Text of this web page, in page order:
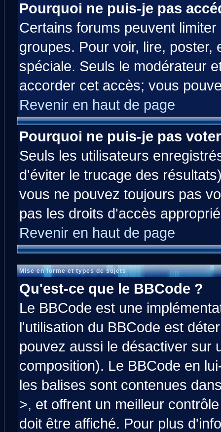
Pourquoi ne puis-je pas
Certains forums peuvent
groupes. Pour voir, lire,
spéciale. Seuls le modérateur
accorder cet accès; vous
Revenir en haut de page
Pourquoi ne puis-je pas
Seuls les utilisateurs
d'éviter le trucage des
vous ne pouvez toujours pas
pas les droits d'accès
Revenir en haut de page
Mise en forme et types de sujets
Qu'est-ce que le BBCode ?
Le BBCode est une
l'utilisation du BBCode est
pouvez aussi le désactiver sur
composition). Le BBCode en
les balises sont contenues
>, et offrent un meilleur
doit être affiché. Pour plus